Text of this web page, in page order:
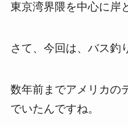
東京湾界隈を中心に岸
さて、今回は、バス釣
数年前までアメリカの
でいたんですね。